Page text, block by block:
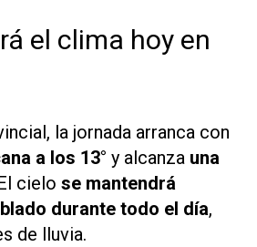
el clima hoy en
la jornada arranca con
a los 13° y alcanza una
cielo se mantendrá
durante todo el día,
de lluvia.